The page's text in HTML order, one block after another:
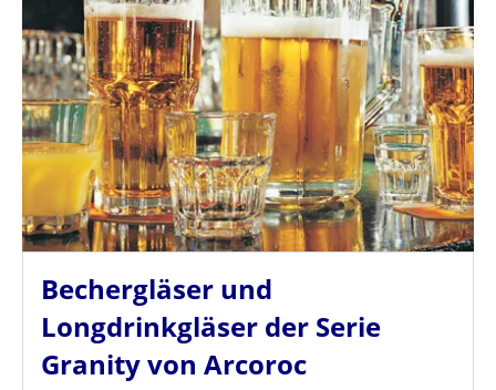
Bechergläser und
Longdrinkgläser der Serie
Granity von Arcoroc